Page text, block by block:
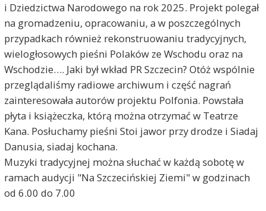
i Dziedzictwa Narodowego na rok 2025. Projekt polegał
na gromadzeniu, opracowaniu, a w poszczególnych
przypadkach również rekonstruowaniu tradycyjnych,
wielogłosowych pieśni Polaków ze Wschodu oraz na
Wschodzie…. Jaki był wkład PR Szczecin? Otóż wspólnie
przeglądaliśmy radiowe archiwum i część nagrań
zainteresowała autorów projektu Polfonia. Powstała
płyta i książeczka, którą można otrzymać w Teatrze
Kana. Posłuchamy pieśni Stoi jawor przy drodze i Siadaj
Danusia, siadaj kochana.
Muzyki tradycyjnej można słuchać w każdą sobotę w
ramach audycji "Na Szczecińskiej Ziemi" w godzinach
od 6.00 do 7.00